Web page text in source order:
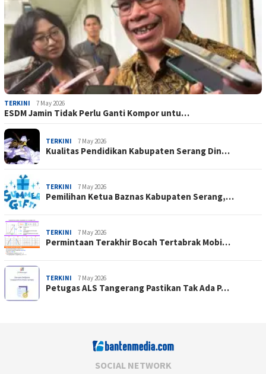
TERKINI 7 May 2026
ESDM Jamin Tidak Perlu Ganti Kompor untu…
TERKINI 7 May 2026
Kualitas Pendidikan Kabupaten Serang Din…
TERKINI 7 May 2026
Pemilihan Ketua Baznas Kabupaten Serang,…
TERKINI 7 May 2026
Permintaan Terakhir Bocah Tertabrak Mobi…
TERKINI 7 May 2026
Petugas ALS Tangerang Pastikan Tak Ada P…
SOCIAL NETWORK